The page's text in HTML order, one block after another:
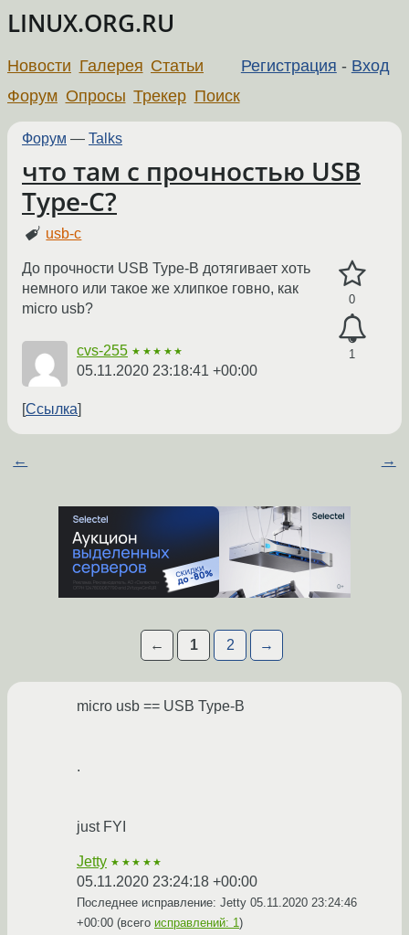
LINUX.ORG.RU
Регистрация - Вход
Новости Галерея Статьи
Форум Опросы Трекер Поиск
Форум — Talks
что там с прочностью USB
Type-C?
usb-c
0
1
До прочности USB Type-B дотягивает хоть
немного или такое же хлипкое говно, как
micro usb?
cvs-255 ★★★★★
05.11.2020 23:18:41 +00:00
Ссылка
← →
← 1 2 →
micro usb == USB Type-B
.
just FYI
Jetty ★★★★★
05.11.2020 23:24:18 +00:00
Последнее исправление: Jetty 05.11.2020 23:24:46
+00:00 (всего исправлений: 1)